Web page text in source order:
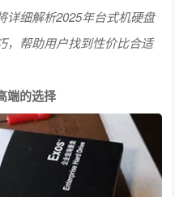
详细解析2025年台式机硬盘
，帮助用户找到性价比合适
端的选择